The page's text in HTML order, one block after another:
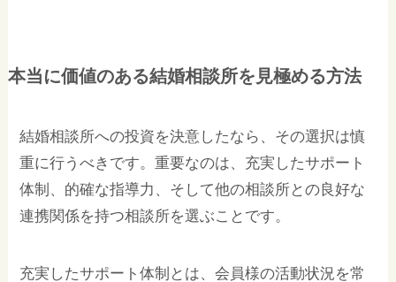
本当に価値のある結婚相談所を見極める方法
結婚相談所への投資を決意したなら、その選択は慎
重に行うべきです。重要なのは、充実したサポート
体制、的確な指導力、そして他の相談所との良好な
連携関係を持つ相談所を選ぶことです。
充実したサポート体制とは、会員様の活動状況を常